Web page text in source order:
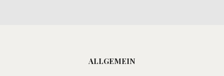
ALLGEMEIN